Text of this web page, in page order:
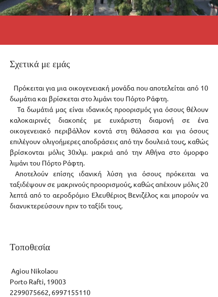
Σχετικά με εμάς
Πρόκειται για μια οικογενειακή μονάδα που αποτελείται από 10
δωμάτια και βρίσκεται στο λιμάνι του Πόρτο Ράφτη.
Τα δωμάτιά μας είναι ιδανικός προορισμός για όσους θέλουν
καλοκαιρινές διακοπές με ευχάριστη διαμονή σε ένα
οικογενειακό περιβάλλον κοντά στη θάλασσα και για όσους
επιλέγουν ολιγοήμερες αποδράσεις από την δουλειά τους, καθώς
βρίσκονται μόλις 30χλμ. μακριά από την Αθήνα στο όμορφο
λιμάνι του Πόρτο Ράφτη.
Αποτελούν επίσης ιδανική λύση για όσους πρόκειται να
ταξιδέψουν σε μακρινούς προορισμούς, καθώς απέχουν μόλις 20
λεπτά από το αεροδρόμιο Ελευθέριος Βενιζέλος και μπορούν να
διανυκτερεύσουν πριν το ταξίδι τους.
Τοποθεσία
Agiou Nikolaou
Porto Rafti, 19003
2299075662, 6997155110